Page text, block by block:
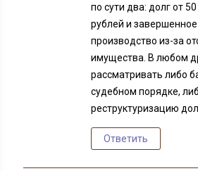
по сути два: долг от
рублей и
производство из-за
имущества. В любом
рассматривать либо
судебном порядке,
реструктуризацию
Ответить